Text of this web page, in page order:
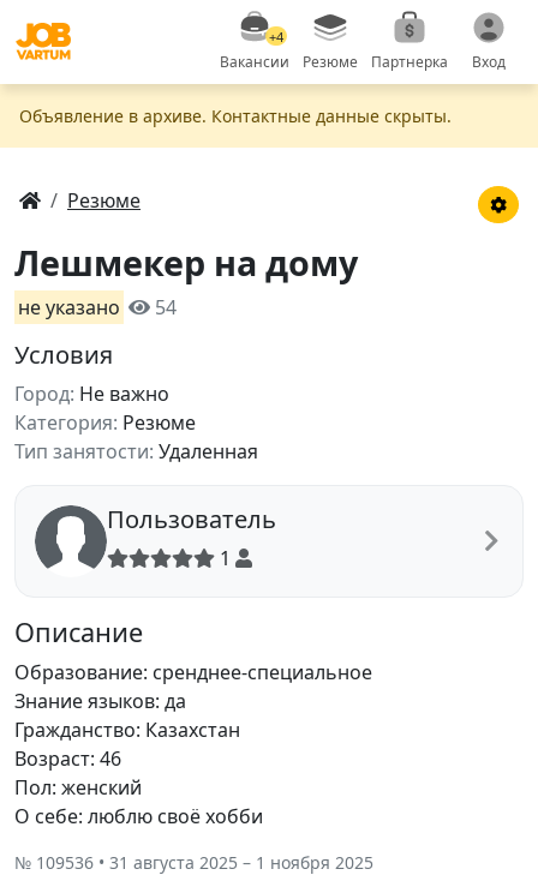
+4
Вакансии Резюме Партнерка Вход
Объявление в apxивe. Контактные данные скрыты.
Резюме
Лешмекер на дому
не указано 54
Условия
Город: Не важно
Категория: Резюме
Тип занятости: Удаленная
Пользователь
1
Описание
Образование: сренднее-специальное
Знание языков: да
Гражданство: Казахстан
Возраст: 46
Пол: женский
О себе: люблю своё хобби
№ 109536 • 31 августа 2025 – 1 ноября 2025